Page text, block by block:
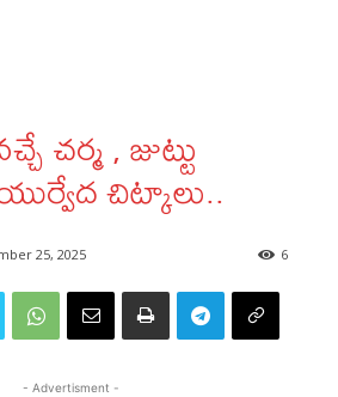
చర్మ , జుట్టు
చిట్కాలు..
25, 2025 6
- Advertisment -